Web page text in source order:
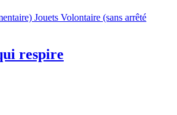
Jouets Volontaire (sans arrêté
respire